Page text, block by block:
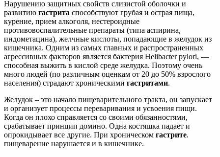
Нарушению защитных свойств слизистой оболочки и
развитию гастрита способствуют грубая и острая пища,
курение, прием алкоголя, нестероидные
противовоспалительные препараты (типа аспирина,
индометацина), желчные кислоты, попадающие в желудок из
кишечника. Одним из самых главных и распространенных
агрессивных факторов является бактерия Helibacter pylori, —
способная выжить в кислой среде желудка. Поэтому очень
много людей (по различным оценкам от 20 до 50% взрослого
населения) страдают хроническими гастритами.
Желудок – это начало пищеварительного тракта, он запускает
и организует процессы переваривания и усвоения пищи.
Когда он плохо справляется со своими обязанностями,
срабатывает принцип домино. Одна костяшка падает и
опрокидывает все другие. При хроническом гастрите.
пищеварение нарушается и в кишечнике.